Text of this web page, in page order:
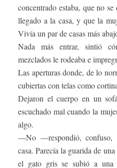
concentrado estaba, que no
llegado a la casa, y que la
Vivía un par de casas más
Nada más entrar, sintió
mezclados le rodeaba e
Las aperturas donde, de lo
cubiertas con telas como
Dejaron el cuerpo en un
escuchado mal cuando la
algo.
—No —respondió, confuso,
casa. Parecía la guarida de
el gato gris se subió a una